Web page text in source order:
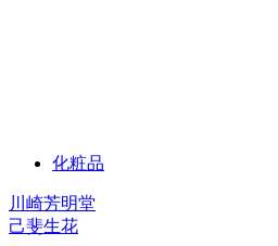
化粧品
川崎芳明堂
己斐生花